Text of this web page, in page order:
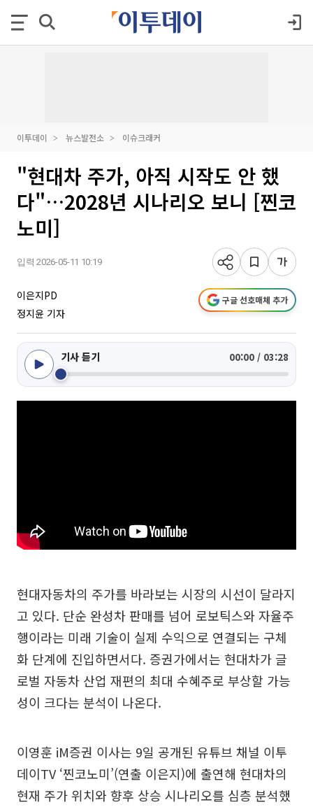
이투데이 뉴스발전소 이슈크래커
"현대차 주가, 아직 시작도 안 했
다"…2028년 시나리오 보니 [찐코
노미]
입력 2026-05-11 10:19
이은지PD
정지윤 기자
구글 선호매체 추가
기사 듣기 00:00 / 03:28
현대자동차의 주가를 바라보는 시장의 시선이 달라지
고 있다. 단순 완성차 판매를 넘어 로보틱스와 자율주
행이라는 미래 기술이 실제 수익으로 연결되는 구체
화 단계에 진입하면서다. 증권가에서는 현대차가 글
로벌 자동차 산업 재편의 최대 수혜주로 부상할 가능
성이 크다는 분석이 나온다.
이영훈 iM증권 이사는 9일 공개된 유튜브 채널 이투
데이TV ‘찐코노미’(연출 이은지)에 출연해 현대차의
현재 주가 위치와 향후 상승 시나리오를 심층 분석했